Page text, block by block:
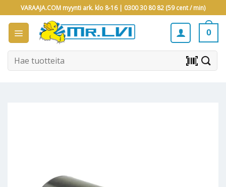
to
content
VARAAJA.COM myynti ark. klo 8-16 | 0300 30 80 82 (59 cent / min)
0
Etsi: barcode_scanner